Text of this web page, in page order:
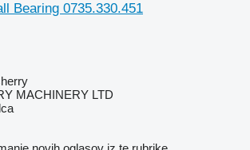
Bearing 0735.330.451
MACHINERY LTD